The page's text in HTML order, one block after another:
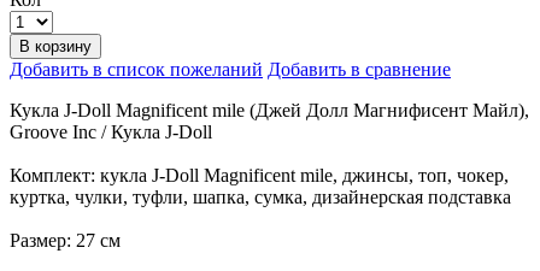
В корзину
Добавить в список пожеланий Добавить в сравнение
Кукла J-Doll Magnificent mile (Джей Долл Магнифисент Майл),
Groove Inc / Кукла J-Doll
Комплект: кукла J-Doll Magnificent mile, джинсы, топ, чокер,
куртка, чулки, туфли, шапка, сумка, дизайнерская подставка
Размер: 27 см